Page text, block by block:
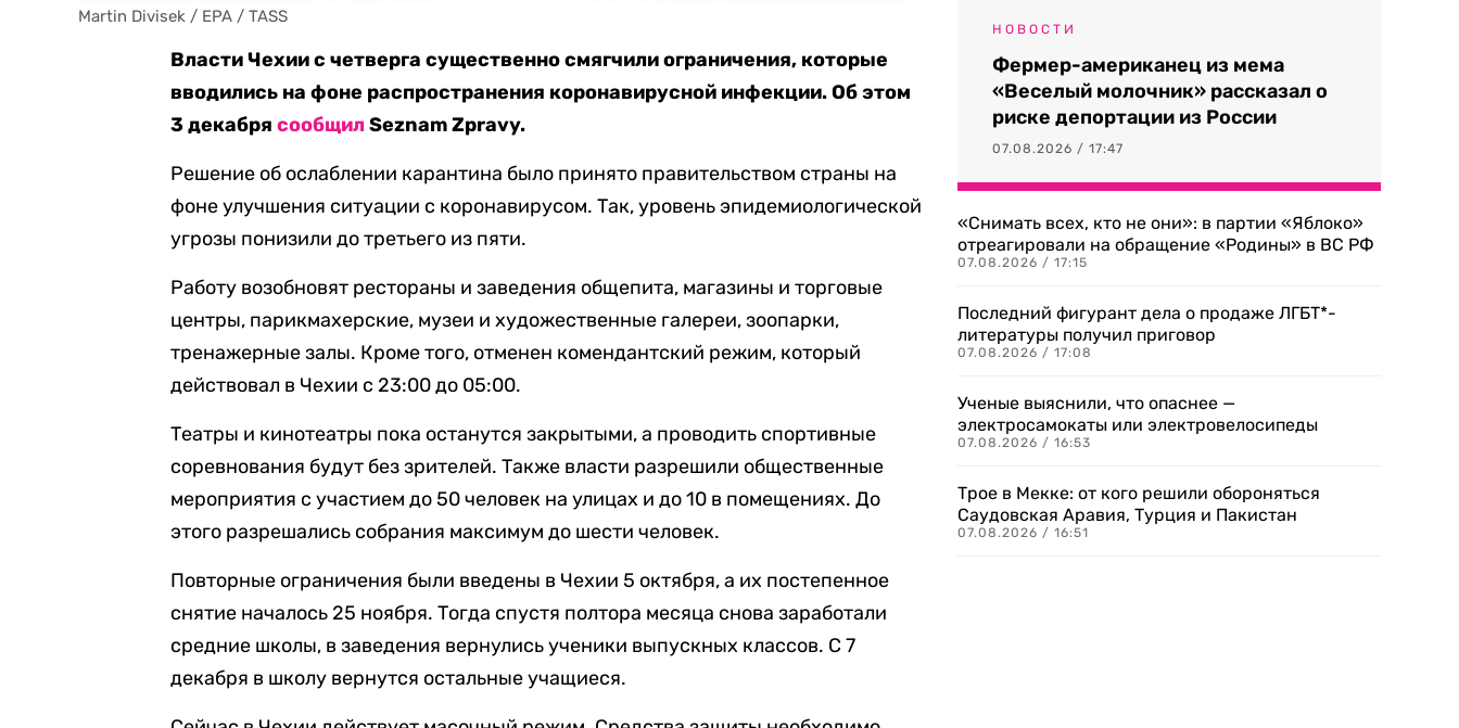
Martin Divisek / EPA / TASS
Власти Чехии с четверга существенно смягчили ограничения, которые
вводились на фоне распространения коронавирусной инфекции. Об этом
3 декабрясообщилSeznam Zpravy.
Решение об ослаблении карантина было принято правительством страны на
фоне улучшения ситуации с коронавирусом. Так, уровень эпидемиологической
угрозы понизили до третьего из пяти.
Работу возобновят рестораны и заведения общепита, магазины и торговые
центры, парикмахерские, музеи и художественные галереи, зоопарки,
тренажерные залы. Кроме того, отменен комендантский режим, который
действовал в Чехии с 23:00 до 05:00.
Театры и кинотеатры пока останутся закрытыми, а проводить спортивные
соревнования будут без зрителей. Также власти разрешили общественные
мероприятия с участием до 50 человек на улицах и до 10 в помещениях. До
этого разрешались собрания максимум до шести человек.
Повторные ограничения были введены в Чехии 5 октября, а их постепенное
снятие началось 25 ноября. Тогда спустя полтора месяца снова заработали
средние школы, в заведения вернулись ученики выпускных классов. С 7
декабря в школу вернутся остальные учащиеся.
НОВОСТИ
Фермер-американец из мема
«Веселый молочник» рассказал о
риске депортации из России
07.08.2026 / 17:47
«Снимать всех, кто не они»: в партии «Яблоко»
отреагировали на обращение «Родины» в ВС РФ
07.08.2026 / 17:15
Последний фигурант дела о продаже ЛГБТ*-
литературы получил приговор
07.08.2026 / 17:08
Ученые выяснили, что опаснее —
электросамокаты или электровелосипеды
07.08.2026 / 16:53
Трое в Мекке: от кого решили обороняться
Саудовская Аравия, Турция и Пакистан
07.08.2026 / 16:51